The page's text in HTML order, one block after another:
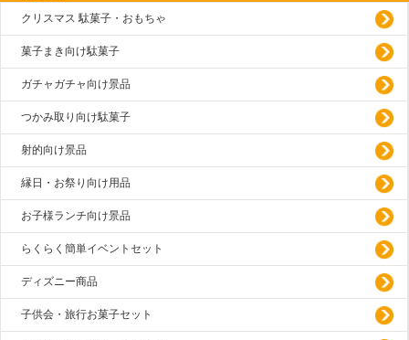
クリスマス 駄菓子・おもちゃ
菓子まき向け駄菓子
ガチャガチャ向け景品
つかみ取り向け駄菓子
射的向け景品
縁日・お祭り向け用品
お子様ランチ向け景品
らくらく簡単イベントセット
ディズニー商品
子供会・旅行お菓子セット